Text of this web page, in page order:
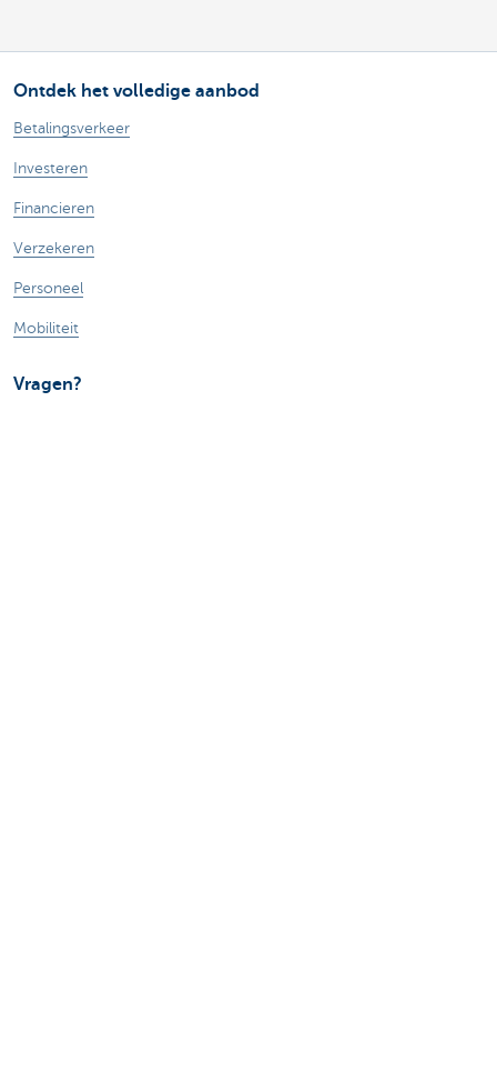
Ontdek het volledige aanbod
Betalingsverkeer
Investeren
Financieren
Verzekeren
Personeel
Mobiliteit
Vragen?